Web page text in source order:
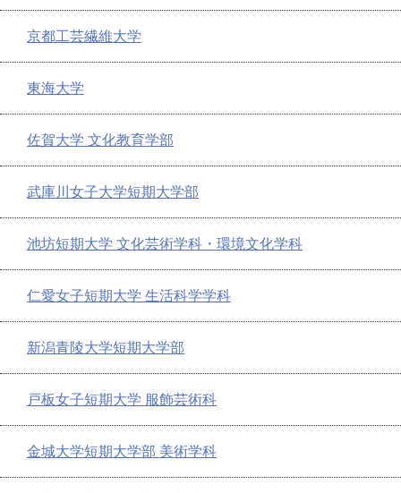
京都工芸繊維大学
東海大学
佐賀大学 文化教育学部
武庫川女子大学短期大学部
池坊短期大学 文化芸術学科・環境文化学科
仁愛女子短期大学 生活科学学科
新潟青陵大学短期大学部
戸板女子短期大学 服飾芸術科
金城大学短期大学部 美術学科